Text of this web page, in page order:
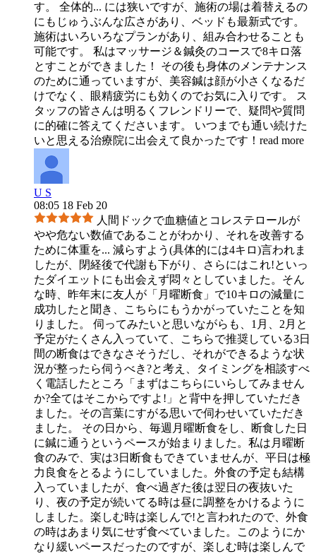
す。 全体的... には狭いですが、施術の場は着替えるの
にもじゅうぶんな広さがあり、ベッドも最新式です。
施術はいろいろなプランがあり、組み合わせることも
可能です。 私はマッサージ＆鍼灸のコースで8キロ落
とすことができました！ その後も身体のメンテナンス
のために通っていますが、美容鍼は顔が小さくなるだ
けでなく、眼精疲労にも効くのでお気に入りです。 ス
タッフの皆さんは明るくフレンドリーで、疑問や質問
に的確に答えてくださいます。 いつまでも通い続けた
いと思える治療院に出会えて良かったです！ read more
U S
08:05 18 Feb 20
人間ドックで血糖値とコレステロールが
やや危ない数値であることがわかり、それを改善する
ために体重を... 減らすよう(具体的には4キロ)言われま
したが、閉経後で代謝も下がり、さらにはこれ!といっ
たダイエットにも出会えず悶々としていました。そん
な時、昨年末に友人が「月曜断食」で10キロの減量に
成功したと聞き、こちらにもうかがっていたことを知
りました。 伺ってみたいと思いながらも、1月、2月と
予定がたくさん入っていて、こちらで推奨している3日
間の断食はできなさそうだし、それができるような状
況が整ったら伺うべき?と考え、タイミングを相談すべ
く電話したところ「まずはこちらにいらしてみません
か?全てはそこからですよ!」と背中を押していただき
ました。その言葉にすがる思いで伺わせいていただき
ました。 その日から、毎週月曜断食をし、断食した日
に鍼に通うというペースが始まりました。私は月曜断
食のみで、実は3日断食もできていませんが、平日は極
力良食をとるようにしていました。外食の予定も結構
入っていましたが、食べ過ぎた後は翌日の夜抜いた
り、夜の予定が続いてる時は昼に調整をかけるように
しました。楽しむ時は楽しんで!と言われたので、外食
の時はあまり気にせず食べていました。このようにか
なり緩いペースだったのですが、楽しむ時は楽しんで